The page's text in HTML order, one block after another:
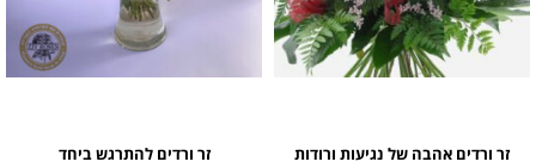
זר ורדים אהבה של נגיעות ורודות זר ורדים להתרגש ביחד